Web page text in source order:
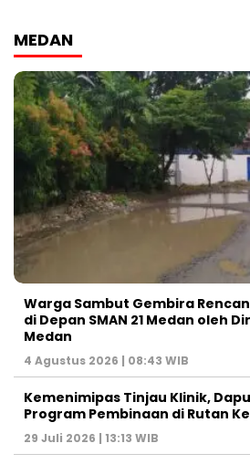
MEDAN
Warga Sambut Gembira
di Depan SMAN 21 Medan oleh
Medan
4 Agustus 2026 | 08:43 WIB
Kemenimipas Tinjau Klinik,
Program Pembinaan di Rutan
29 Juli 2026 | 13:13 WIB